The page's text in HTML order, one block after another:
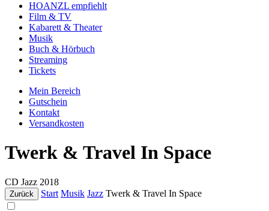
HOANZL empfiehlt
Film & TV
Kabarett & Theater
Musik
Buch & Hörbuch
Streaming
Tickets
Mein Bereich
Gutschein
Kontakt
Versandkosten
Twerk & Travel In Space
CD Jazz 2018
Zurück Start Musik Jazz Twerk & Travel In Space